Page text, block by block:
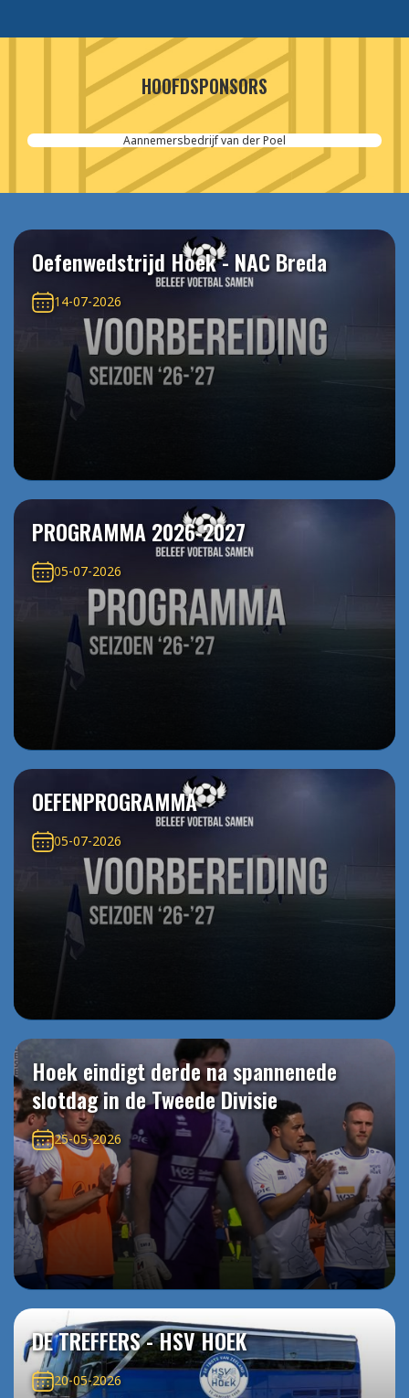
HOOFDSPONSORS
Aannemersbedrijf van der Poel
Oefenwedstrijd Hoek - NAC Breda
14-07-2026
PROGRAMMA 2026-2027
05-07-2026
OEFENPROGRAMMA
05-07-2026
Hoek eindigt derde na spannenede
slotdag in de Tweede Divisie
25-05-2026
DE TREFFERS - HSV HOEK
20-05-2026